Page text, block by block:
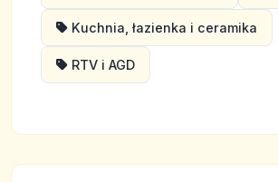
Kuchnia, łazienka i ceramika
RTV i AGD